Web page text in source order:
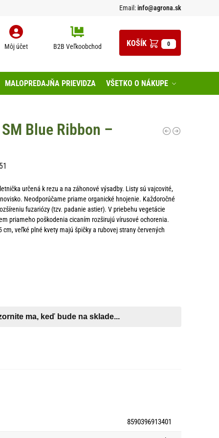
Email:info@agrona.sk
Môj účet B2B Veľkoobchod 0
MALOPREDAJŇA PRIEVIDZA VŠETKO O NÁKUPE
Blue Ribbon –
určená k rezu a na záhonové výsadby. Listy sú vajcovité,
Neodporúčame priame organické hnojenie. Každoročné
fuzariózy (tzv. padanie astier). V priebehu vegetácie
priameho poškodenia cicaním rozširujú vírusové ochorenia.
veľké plné kvety majú špičky a rubovej strany červených
8590396913401